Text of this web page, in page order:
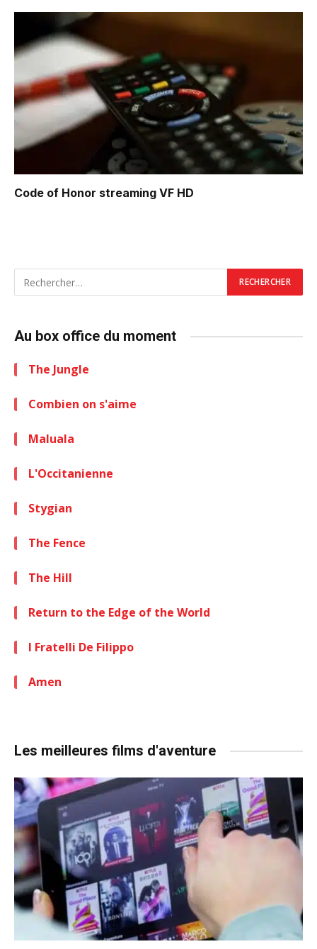
Code of Honor streaming VF HD
Au box office du moment
The Jungle
Combien on s'aime
Maluala
L'Occitanienne
Stygian
The Fence
The Hill
Return to the Edge of the World
I Fratelli De Filippo
Amen
Les meilleures films d'aventure